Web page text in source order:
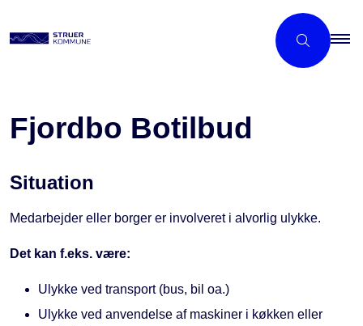
Fjordbo Botilbud
Situation
Medarbejder eller borger er involveret i alvorlig ulykke.
Det kan f.eks. være:
Ulykke ved transport (bus, bil oa.)
Ulykke ved anvendelse af maskiner i køkken eller